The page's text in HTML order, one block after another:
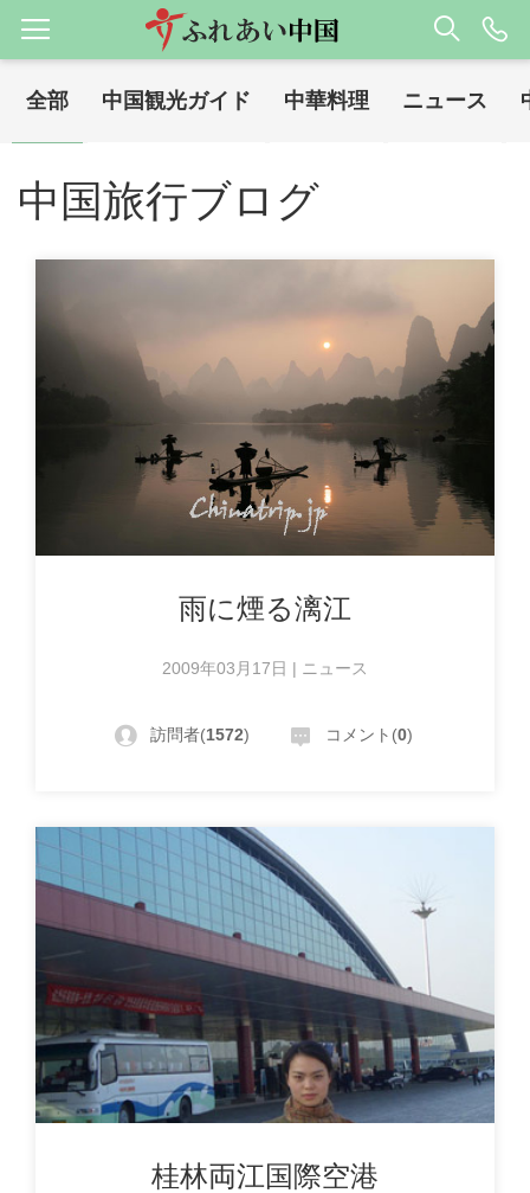
ホーム / 中国旅行ブログ
中国旅行ブログ
全部 中国観光ガイド 中華料理 ニュース
雨に煙る漓江
2009年03月17日 | ニュース
訪問者(1572) コメント(0)
桂林両江国際空港